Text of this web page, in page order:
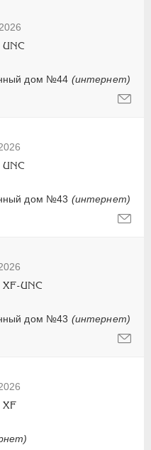
дом №44 (интернет)
UNC
дом №43 (интернет)
UNC
дом №43 (интернет)
XF-UNC
XF